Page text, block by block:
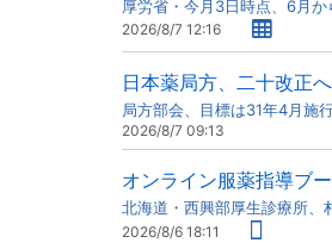
厚労省・今月3日時点、6月か
2026/8/7 12:16
日本薬局方、二十改正
局方部会、目標は31年4月施
2026/8/7 09:13
オンライン服薬指導ブ
北海道・西興部厚生診療所、
2026/8/6 18:11